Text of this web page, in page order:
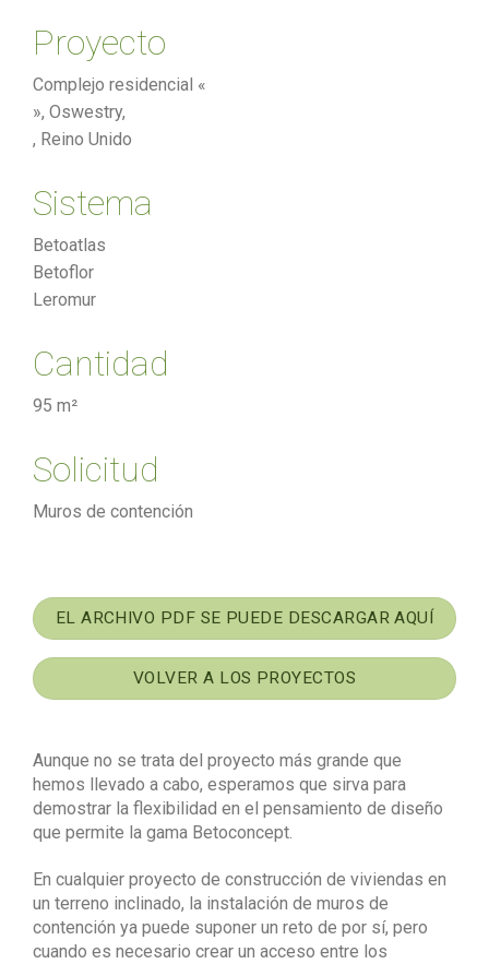
Proyecto
Complejo residencial «
», Oswestry,
, Reino Unido
Sistema
Betoatlas
Betoflor
Leromur
Cantidad
95 m²
Solicitud
Muros de contención
EL ARCHIVO PDF SE PUEDE DESCARGAR AQUÍ
VOLVER A LOS PROYECTOS
Aunque no se trata del proyecto más grande que
hemos llevado a cabo, esperamos que sirva para
demostrar la flexibilidad en el pensamiento de diseño
que permite la gama Betoconcept.
En cualquier proyecto de construcción de viviendas en
un terreno inclinado, la instalación de muros de
contención ya puede suponer un reto de por sí, pero
cuando es necesario crear un acceso entre los